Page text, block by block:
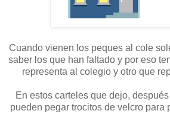
Cuando vienen los peques al cole
saber los que han faltado y por eso
representa al colegio y otro que
En estos carteles que dejo,
pueden pegar trocitos de velcro para